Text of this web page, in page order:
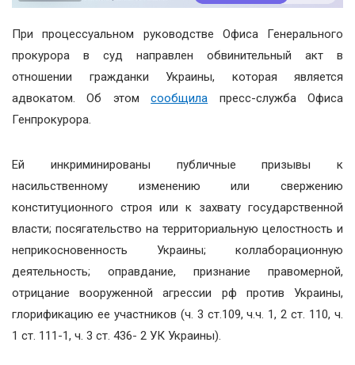
При процессуальном руководстве Офиса Генерального
прокурора в суд направлен обвинительный акт в
отношении гражданки Украины, которая является
адвокатом. Об этомсообщила пресс-служба Офиса
Генпрокурора.
Ей инкриминированы публичные призывы к
насильственному изменению или свержению
конституционного строя или к захвату государственной
власти; посягательство на территориальную целостность и
неприкосновенность Украины; коллаборационную
деятельность; оправдание, признание правомерной,
отрицание вооруженной агрессии рф против Украины,
глорификацию ее участников (ч. 3 ст.109, ч.ч. 1, 2 ст. 110, ч.
1 ст. 111-1, ч. 3 ст. 436- 2 УК Украины).